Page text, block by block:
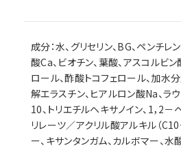
成分：水、グリセリン、BG、ペンチレ
酸Ca、ビオチン、葉酸、アスコルビ
ロール、酢酸トコフェロール、加水
解エラスチン、ヒアルロン酸Na、ラ
10、トリエチルヘキサノイン、1，2－
リレーツ／アクリル酸アルキル（C10
ー、キサンタンガム、カルボマー、水